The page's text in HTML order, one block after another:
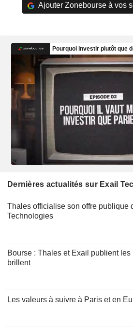
Ajouter Zonebourse à vos
Dernières actualités sur Exail
Thales officialise son offre publique
Technologies
Bourse : Thales et Exail publient
brillent
Les valeurs à suivre à Paris et en